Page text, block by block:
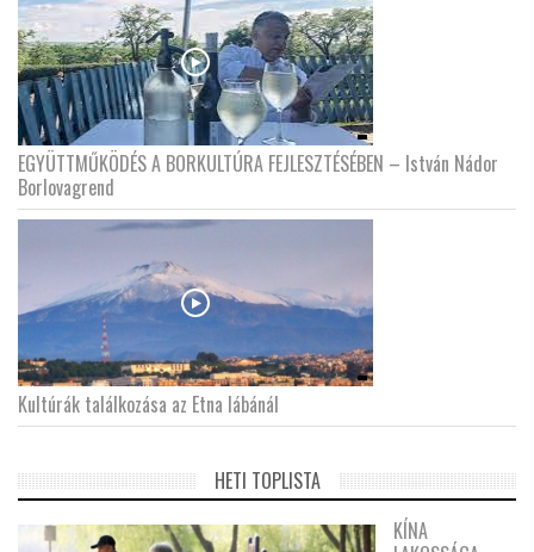
EGYÜTTMŰKÖDÉS A BORKULTÚRA FEJLESZTÉSÉBEN – István Nádor
Borlovagrend
Kultúrák találkozása az Etna lábánál
HETI TOPLISTA
KÍNA